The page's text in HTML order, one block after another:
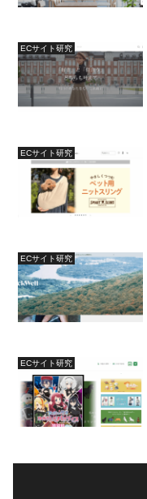
ECサイト研究
ECサイト研究
ECサイト研究
ECサイト研究